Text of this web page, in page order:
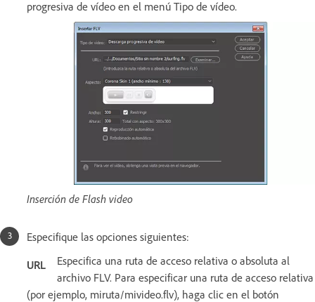
progresiva de vídeo en el menú Tipo de vídeo.
Inserción de Flash video
Especifique las opciones siguientes:
URL
Especifica una ruta de acceso relativa o absoluta al
archivo FLV. Para especificar una ruta de acceso relativa
(por ejemplo, miruta/mivideo.flv), haga clic en el botón